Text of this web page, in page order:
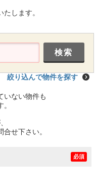
します。
絞り込んで物件を探す
いない物件も
せ下さい。
必須